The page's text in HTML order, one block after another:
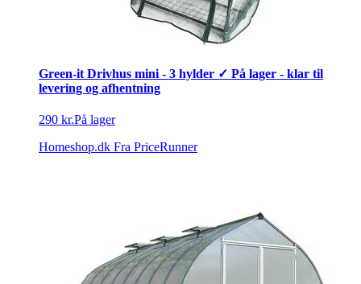
Green-it Drivhus mini - 3 hylder ✓ På lager - klar til
levering og afhentning
290 kr.På lager
Homeshop.dk Fra PriceRunner